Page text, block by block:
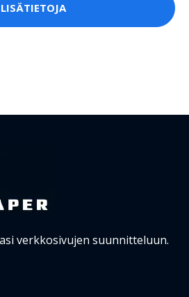
LISÄTIETOJA
verkkosivujen suunnitteluun.